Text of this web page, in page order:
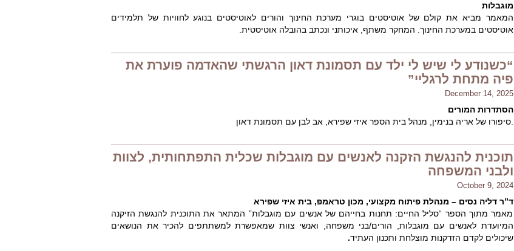
מוגבלות
המאמר מביא את קולם של אוטיסטים בוגרי מערכת החינוך והורים לאוטיסטים בנוגע לחוויות של תלמידים
אוטיסטים במערכת החינוך. המחקר משתף, איכותני ונכתב בהובלה אוטיסטית.
“כשנודע לי שיש לי ילד עם תסמונת דאון הרגשתי שהאדמה פוערת את
פיה מתחת לרגליי”
December 14, 2025
הסתדרות המורים
.סיפורו של אריה בנימין, מנהל בית הספר איזי שפירא, אב לבן עם תסמונת דאון
תוכנית להנגשת הזקנה לאנשים עם מוגבלות שכלית התפתחותית, לצוות
ולבני המשפחה
October 9, 2024
ד”ר דליה נסים – מנהלת פיתוח מקצועי, מכון טראמפ, בית איזי שפירא
מאמר מתוך הספר “סליל החיים: תחנות בחייהם של אנשים עם מוגבלות” המתאר את התוכנית להנגשת הזיקנה
המיועדת לאנשים עם מוגבלות, הורים/בני משפחה, ואנשי צוות שמאפשרת למשתתפים להכיר את הנושאים
שיכולים לקדם הזדקנות מוצלחת ותכנון העתיד.